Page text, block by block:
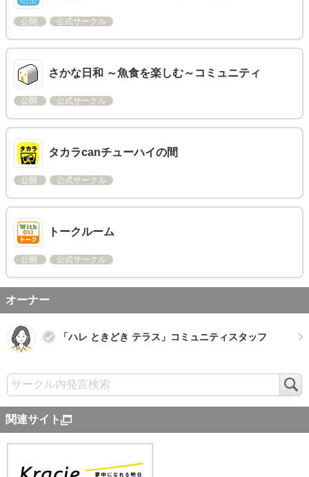
公開 公式サークル
さかな日和 ～魚食を楽しむ～コミュニティ
公開 公式サークル
タカラcanチューハイの間
公開 公式サークル
トークルーム
公開 公式サークル
オーナー
「ハレ ときどき テラス」コミュニティスタッフ
索
関連サイト